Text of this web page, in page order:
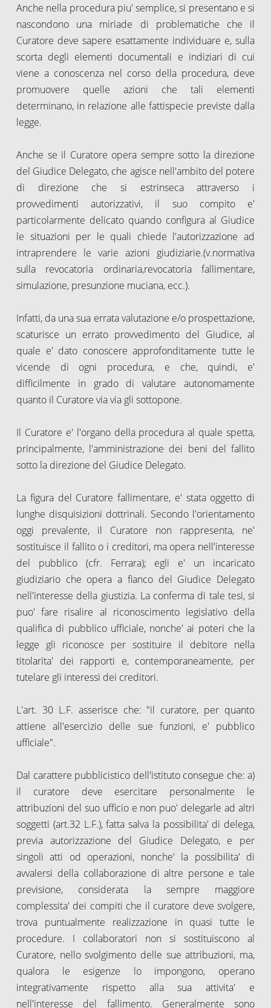
Anche nella procedura piu' semplice, si presentano e si
nascondono una miriade di problematiche che il
Curatore deve sapere esattamente individuare e, sulla
scorta degli elementi documentali e indiziari di cui
viene a conoscenza nel corso della procedura, deve
promuovere quelle azioni che tali elementi
determinano, in relazione alle fattispecie previste dalla
legge.
Anche se il Curatore opera sempre sotto la direzione
del Giudice Delegato, che agisce nell'ambito del potere
di direzione che si estrinseca attraverso i
provvedimenti autorizzativi, il suo compito e'
particolarmente delicato quando configura al Giudice
le situazioni per le quali chiede l'autorizzazione ad
intraprendere le varie azioni giudiziarie.(v.normativa
sulla revocatoria ordinaria,revocatoria fallimentare,
simulazione, presunzione muciana, ecc.).
Infatti, da una sua errata valutazione e/o prospettazione,
scaturisce un errato provvedimento del Giudice, al
quale e' dato conoscere approfonditamente tutte le
vicende di ogni procedura, e che, quindi, e'
difficilmente in grado di valutare autonomamente
quanto il Curatore via via gli sottopone.
Il Curatore e' l'organo della procedura al quale spetta,
principalmente, l'amministrazione dei beni del fallito
sotto la direzione del Giudice Delegato.
La figura del Curatore fallimentare, e' stata oggetto di
lunghe disquisizioni dottrinali. Secondo l'orientamento
oggi prevalente, il Curatore non rappresenta, ne'
sostituisce il fallito o i creditori, ma opera nell'interesse
del pubblico (cfr. Ferrara); egli e' un incaricato
giudiziario che opera a fianco del Giudice Delegato
nell'interesse della giustizia. La conferma di tale tesi, si
puo' fare risalire al riconoscimento legislativo della
qualifica di pubblico ufficiale, nonche' ai poteri che la
legge gli riconosce per sostituire il debitore nella
titolarita' dei rapporti e, contemporaneamente, per
tutelare gli interessi dei creditori.
L'art. 30 L.F. asserisce che: "il curatore, per quanto
attiene all'esercizio delle sue funzioni, e' pubblico
ufficiale".
Dal carattere pubblicistico dell'istituto consegue che: a)
il curatore deve esercitare personalmente le
attribuzioni del suo ufficio e non puo' delegarle ad altri
soggetti (art.32 L.F.), fatta salva la possibilita' di delega,
previa autorizzazione del Giudice Delegato, e per
singoli atti od operazioni, nonche' la possibilita' di
avvalersi della collaborazione di altre persone e tale
previsione, considerata la sempre maggiore
complessita' dei compiti che il curatore deve svolgere,
trova puntualmente realizzazione in quasi tutte le
procedure. I collaboratori non si sostituiscono al
Curatore, nello svolgimento delle sue attribuzioni, ma,
qualora le esigenze lo impongono, operano
integrativamente rispetto alla sua attivita' e
nell'interesse del fallimento. Generalmente sono